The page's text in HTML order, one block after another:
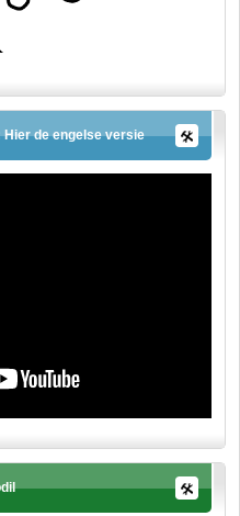
de engelse versie